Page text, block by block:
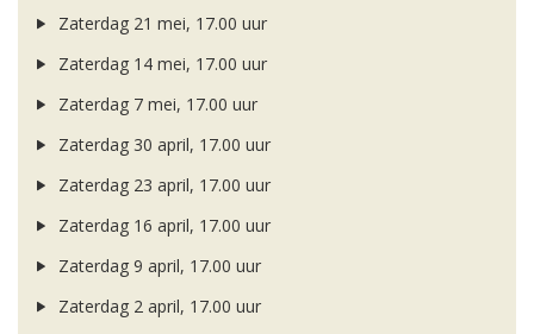
Zaterdag 21 mei, 17.00 uur
Zaterdag 14 mei, 17.00 uur
Zaterdag 7 mei, 17.00 uur
Zaterdag 30 april, 17.00 uur
Zaterdag 23 april, 17.00 uur
Zaterdag 16 april, 17.00 uur
Zaterdag 9 april, 17.00 uur
Zaterdag 2 april, 17.00 uur